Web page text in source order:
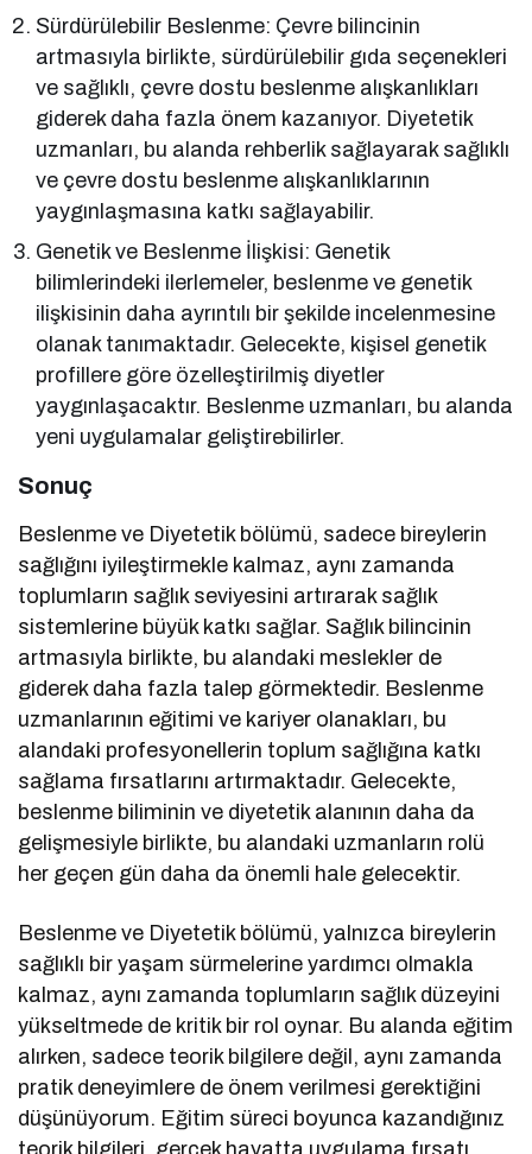
Sürdürülebilir Beslenme: Çevre bilincinin
artmasıyla birlikte, sürdürülebilir gıda seçenekleri
ve sağlıklı, çevre dostu beslenme alışkanlıkları
giderek daha fazla önem kazanıyor. Diyetetik
uzmanları, bu alanda rehberlik sağlayarak sağlıklı
ve çevre dostu beslenme alışkanlıklarının
yaygınlaşmasına katkı sağlayabilir.
Genetik ve Beslenme İlişkisi: Genetik
bilimlerindeki ilerlemeler, beslenme ve genetik
ilişkisinin daha ayrıntılı bir şekilde incelenmesine
olanak tanımaktadır. Gelecekte, kişisel genetik
profillere göre özelleştirilmiş diyetler
yaygınlaşacaktır. Beslenme uzmanları, bu alanda
yeni uygulamalar geliştirebilirler.
Sonuç
Beslenme ve Diyetetik bölümü, sadece bireylerin
sağlığını iyileştirmekle kalmaz, aynı zamanda
toplumların sağlık seviyesini artırarak sağlık
sistemlerine büyük katkı sağlar. Sağlık bilincinin
artmasıyla birlikte, bu alandaki meslekler de
giderek daha fazla talep görmektedir. Beslenme
uzmanlarının eğitimi ve kariyer olanakları, bu
alandaki profesyonellerin toplum sağlığına katkı
sağlama fırsatlarını artırmaktadır. Gelecekte,
beslenme biliminin ve diyetetik alanının daha da
gelişmesiyle birlikte, bu alandaki uzmanların rolü
her geçen gün daha da önemli hale gelecektir.
Beslenme ve Diyetetik bölümü, yalnızca bireylerin
sağlıklı bir yaşam sürmelerine yardımcı olmakla
kalmaz, aynı zamanda toplumların sağlık düzeyini
yükseltmede de kritik bir rol oynar. Bu alanda eğitim
alırken, sadece teorik bilgilere değil, aynı zamanda
pratik deneyimlere de önem verilmesi gerektiğini
düşünüyorum. Eğitim süreci boyunca kazandığınız